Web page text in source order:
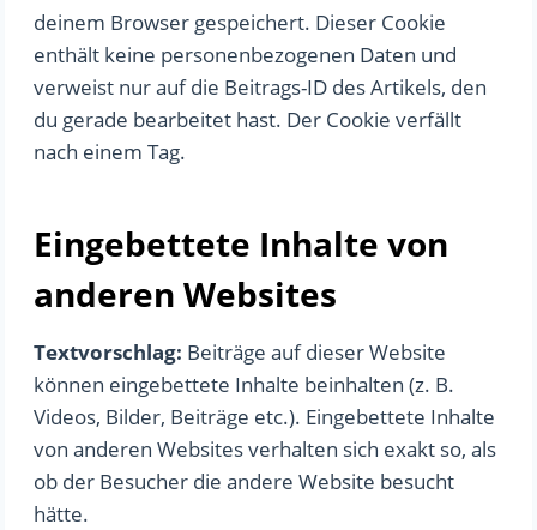
deinem Browser gespeichert. Dieser Cookie
enthält keine personenbezogenen Daten und
verweist nur auf die Beitrags-ID des Artikels, den
du gerade bearbeitet hast. Der Cookie verfällt
nach einem Tag.
Eingebettete Inhalte von
anderen Websites
Textvorschlag: Beiträge auf dieser Website
können eingebettete Inhalte beinhalten (z. B.
Videos, Bilder, Beiträge etc.). Eingebettete Inhalte
von anderen Websites verhalten sich exakt so, als
ob der Besucher die andere Website besucht
hätte.